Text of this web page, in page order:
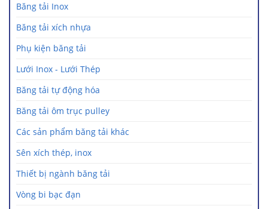
Băng tải Inox
Băng tải xích nhựa
Phụ kiện băng tải
Lưới Inox - Lưới Thép
Băng tải tự động hóa
Băng tải ôm trục pulley
Các sản phẩm băng tải khác
Sên xích thép, inox
Thiết bị ngành băng tải
Vòng bi bạc đạn